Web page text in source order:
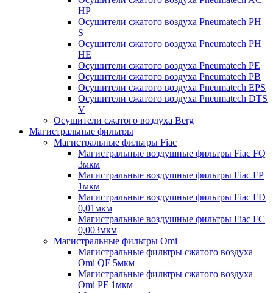
HP
Осушители сжатого воздуха Pneumatech PH
S
Осушители сжатого воздуха Pneumatech PH
HE
Осушители сжатого воздуха Pneumatech PE
Осушители сжатого воздуха Pneumatech PB
Осушители сжатого воздуха Pneumatech EPS
Осушители сжатого воздуха Pneumatech DTS
V
Осушители сжатого воздуха Berg
Магистральные фильтры
Магистральные фильтры Fiac
Магистральные воздушные фильтры Fiac FQ
3мкм
Магистральные воздушные фильтры Fiac FP
1мкм
Магистральные воздушные фильтры Fiac FD
0,01мкм
Магистральные воздушные фильтры Fiac FC
0,003мкм
Магистральные фильтры Omi
Магистральные фильтры сжатого воздуха
Omi QF 5мкм
Магистральные фильтры сжатого воздуха
Omi PF 1мкм